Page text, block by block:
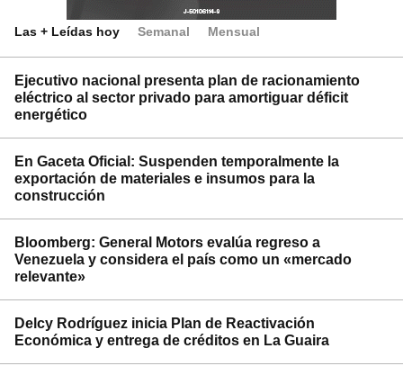
Las + Leídas hoy Semanal Mensual
Ejecutivo nacional presenta plan de racionamiento
eléctrico al sector privado para amortiguar déficit
energético
En Gaceta Oficial: Suspenden temporalmente la
exportación de materiales e insumos para la
construcción
Bloomberg: General Motors evalúa regreso a
Venezuela y considera el país como un «mercado
relevante»
Delcy Rodríguez inicia Plan de Reactivación
Económica y entrega de créditos en La Guaira